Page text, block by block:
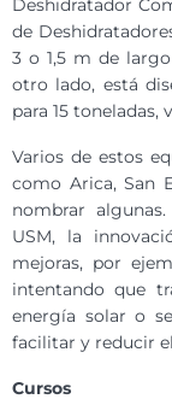
Deshidratador
de
3 o 1,5 m de
otro lado, está
para 15
Varios de estos
como Arica, San
nombrar
USM, la
mejoras, por
intentando que
energía solar o
facilitar y reducir
Cursos